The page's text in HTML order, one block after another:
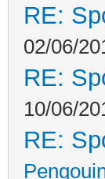
RE:
02/06/
RE:
10/06/
RE: